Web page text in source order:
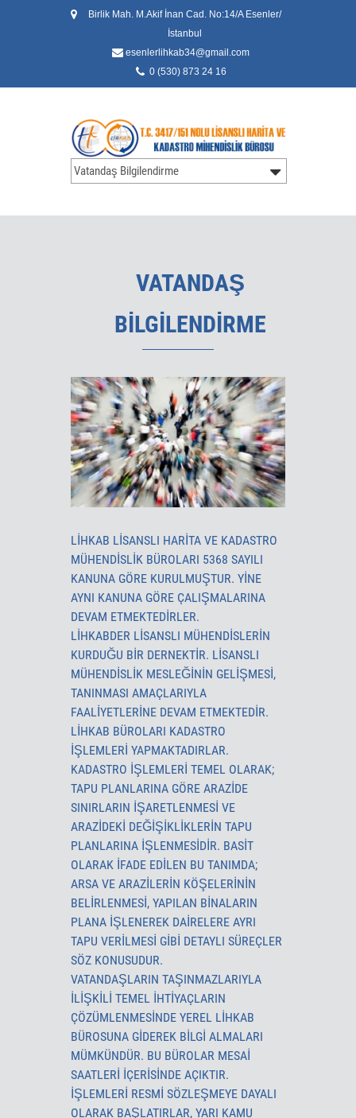
Birlik Mah. M.Akif İnan Cad. No:14/A Esenler/
İstanbul
esenlerlihkab34@gmail.com
0 (530) 873 24 16
VATANDAŞ
BİLGİLENDİRME
LİHKAB LISANSLI HARITA VE KADASTRO
MÜHENDISLIK BÜROLARI 5368 SAYILI
KANUNA GÖRE KURULMUŞTUR. YINE
AYNI KANUNA GÖRE ÇALIŞMALARINA
DEVAM ETMEKTEDIRLER.
LİHKABDER LISANSLI MÜHENDISLERIN
KURDUĞU BIR DERNEKTIR. LISANSLI
MÜHENDISLIK MESLEĞININ GELIŞMESI,
TANINMASI AMAÇLARIYLA
FAALIYETLERINE DEVAM ETMEKTEDIR.
LİHKAB BÜROLARI KADASTRO
IŞLEMLERI YAPMAKTADIRLAR.
KADASTRO IŞLEMLERI TEMEL OLARAK;
TAPU PLANLARINA GÖRE ARAZIDE
SINIRLARIN IŞARETLENMESI VE
ARAZIDEKI DEĞIŞIKLIKLERIN TAPU
PLANLARINA IŞLENMESIDIR. BASIT
OLARAK IFADE EDILEN BU TANIMDA;
ARSA VE ARAZILERIN KÖŞELERININ
BELIRLENMESI, YAPILAN BINALARIN
PLANA IŞLENEREK DAIRELERE AYRI
TAPU VERILMESI GIBI DETAYLI SÜREÇLER
SÖZ KONUSUDUR.
VATANDAŞLARIN TAŞINMAZLARIYLA
ILIŞKILI TEMEL IHTIYAÇLARIN
ÇÖZÜMLENMESINDE YEREL LİHKAB
BÜROSUNA GIDEREK BILGI ALMALARI
MÜMKÜNDÜR. BU BÜROLAR MESAI
SAATLERI IÇERISINDE AÇIKTIR.
İŞLEMLERI RESMI SÖZLEŞMEYE DAYALI
OLARAK BAŞLATIRLAR, YARI KAMU